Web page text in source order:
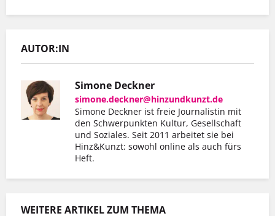
AUTOR:IN
Simone Deckner
simone.deckner@hinzundkunzt.de
Simone Deckner ist freie Journalistin mit
den Schwerpunkten Kultur, Gesellschaft
und Soziales. Seit 2011 arbeitet sie bei
Hinz&Kunzt: sowohl online als auch fürs
Heft.
WEITERE ARTIKEL ZUM THEMA